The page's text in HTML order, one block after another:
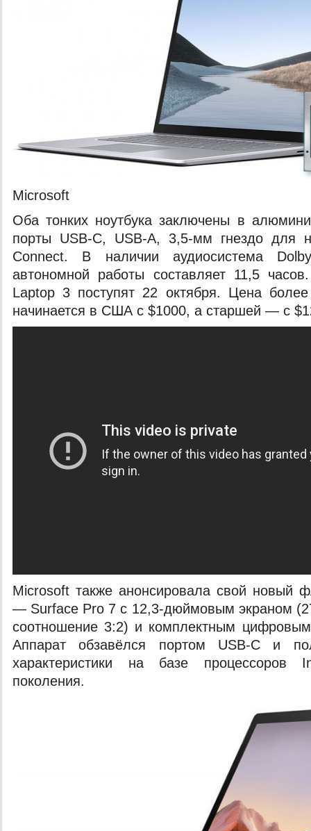
Microsoft
Оба тонких ноутбука заключены в
порты USB-C, USB-A, 3,5-мм гнездо для
Connect. В наличии аудиосистема
автономной работы составляет 11,5
Laptop 3 поступят 22 октября. Цена
начинается в США с $1000, а старшей — с
Microsoft также анонсировала свой новый
— Surface Pro 7 с 12,3-дюймовым экраном
соотношение 3:2) и комплектным
Аппарат обзавёлся портом USB-C и
характеристики на базе процессоров
поколения.